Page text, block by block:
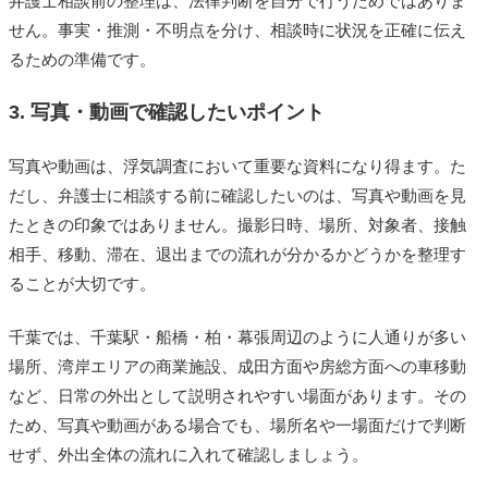
せん。事実・推測・不明点を分け、相談時に状況を正確に伝え
るための準備です。
3. 写真・動画で確認したいポイント
写真や動画は、浮気調査において重要な資料になり得ます。た
だし、弁護士に相談する前に確認したいのは、写真や動画を見
たときの印象ではありません。撮影日時、場所、対象者、接触
相手、移動、滞在、退出までの流れが分かるかどうかを整理す
ることが大切です。
千葉では、千葉駅・船橋・柏・幕張周辺のように人通りが多い
場所、湾岸エリアの商業施設、成田方面や房総方面への車移動
など、日常の外出として説明されやすい場面があります。その
ため、写真や動画がある場合でも、場所名や一場面だけで判断
せず、外出全体の流れに入れて確認しましょう。